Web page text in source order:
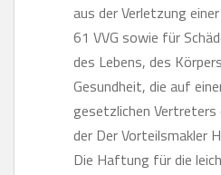
aus der Verletzung
61 VVG sowie für
des Lebens, des
Gesundheit, die auf
gesetzlichen
der Der Vorteilsmakler
Die Haftung für die